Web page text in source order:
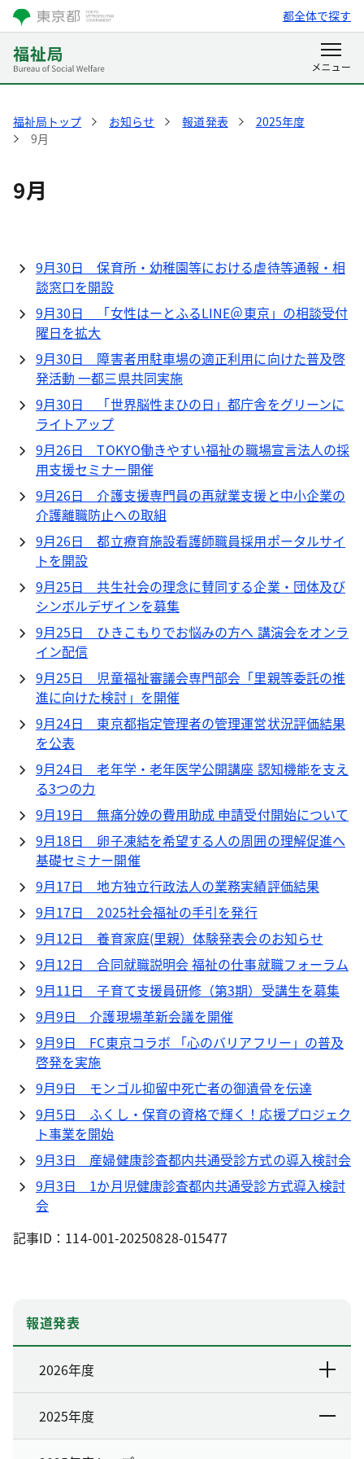
都全体で探す
福祉局トップ お知らせ 報道発表
2025年度
9月
9月
9月30日 保育所・幼稚園等における虐待等通報・相
談窓口を開設
9月30日 「女性はーとふるLINE＠東京」の相談受付
曜日を拡大
9月30日 障害者用駐車場の適正利用に向けた普及啓
発活動 一都三県共同実施
9月30日 「世界脳性まひの日」都庁舎をグリーンに
ライトアップ
9月26日 TOKYO働きやすい福祉の職場宣言法人の採
用支援セミナー開催
9月26日 介護支援専門員の再就業支援と中小企業の
介護離職防止への取組
9月26日 都立療育施設看護師職員採用ポータルサイ
トを開設
9月25日 共生社会の理念に賛同する企業・団体及び
シンボルデザインを募集
9月25日 ひきこもりでお悩みの方へ 講演会をオンラ
イン配信
9月25日 児童福祉審議会専門部会「里親等委託の推
進に向けた検討」を開催
9月24日 東京都指定管理者の管理運営状況評価結果
を公表
9月24日 老年学・老年医学公開講座 認知機能を支え
る3つの力
9月19日 無痛分娩の費用助成 申請受付開始について
9月18日 卵子凍結を希望する人の周囲の理解促進へ
基礎セミナー開催
9月17日 地方独立行政法人の業務実績評価結果
9月17日 2025社会福祉の手引を発行
9月12日 養育家庭(里親）体験発表会のお知らせ
9月12日 合同就職説明会 福祉の仕事就職フォーラム
9月11日 子育て支援員研修（第3期）受講生を募集
9月9日 介護現場革新会議を開催
9月9日 FC東京コラボ 「心のバリアフリー」の普及
啓発を実施
9月9日 モンゴル抑留中死亡者の御遺骨を伝達
9月5日 ふくし・保育の資格で輝く！応援プロジェク
ト事業を開始
9月3日 産婦健康診査都内共通受診方式の導入検討会
9月3日 1か月児健康診査都内共通受診方式導入検討
会
記事ID：114-001-20250828-015477
報道発表
2026年度
2025年度